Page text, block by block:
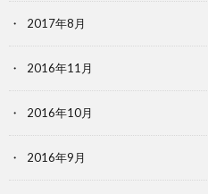
2017年8月
2016年11月
2016年10月
2016年9月